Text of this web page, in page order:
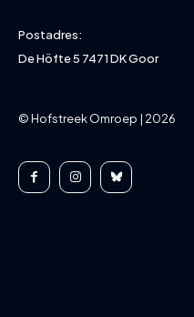
Postadres:
De Höfte 5 7471 DK Goor
© Hofstreek Omroep | 2026